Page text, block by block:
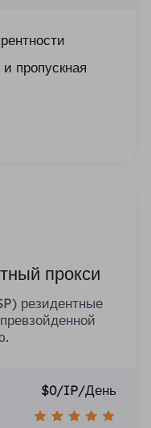
пропускная
прокси
резидентные
$0/IP/День